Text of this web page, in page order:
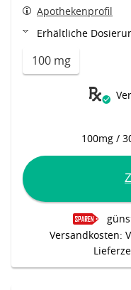
Apothekenprofil
Erhältliche
100 mg
100mg /
Versandkosten: